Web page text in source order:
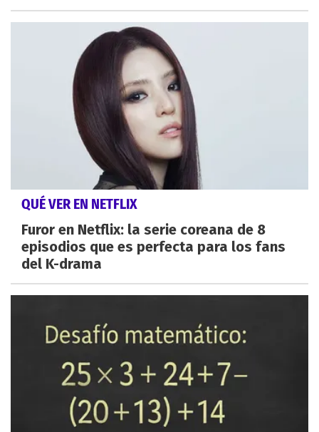
QUÉ VER EN NETFLIX
Furor en Netflix: la serie coreana de 8
episodios que es perfecta para los fans
del K-drama